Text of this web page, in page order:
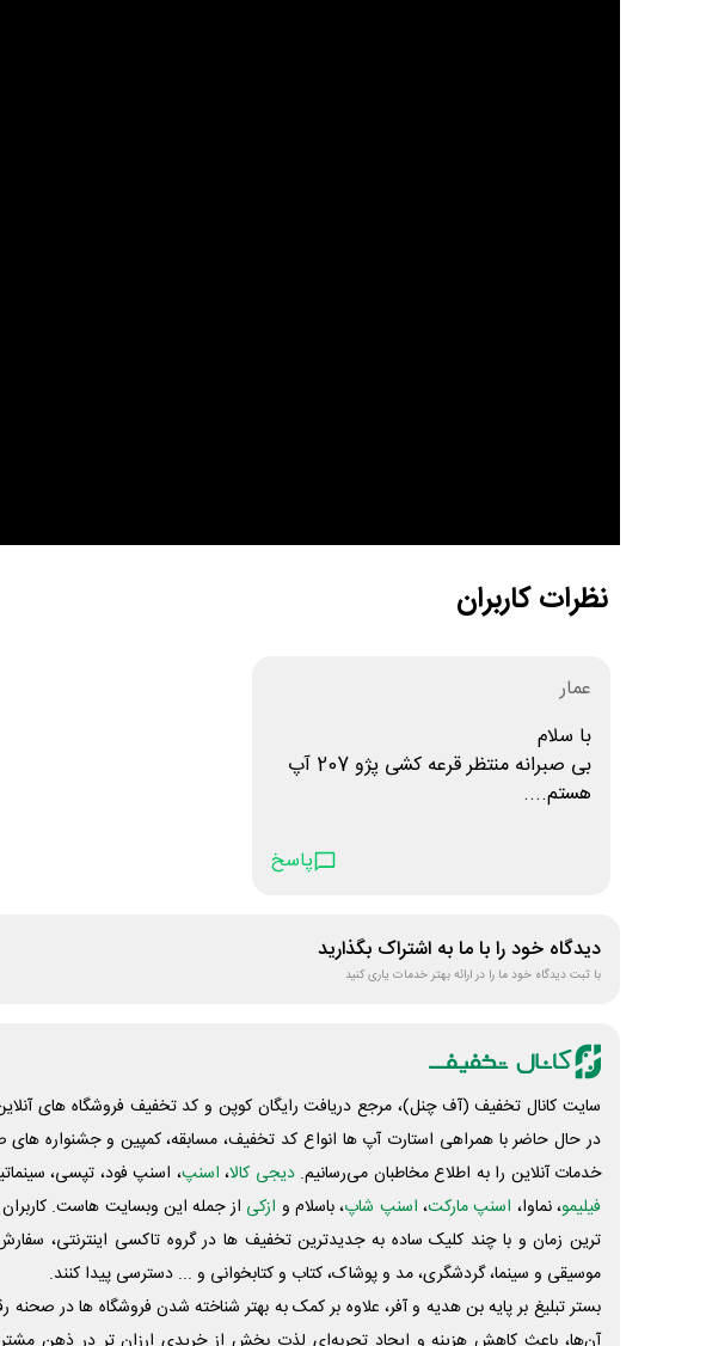
نظرات کاربران
عمار
با سلام
بی صبرانه منتظر قرعه کشی پژو 207 آپ
هستم....
پاسخ
دیدگاه خود را با ما به اشتراک بگذارید
با ثبت دیدگاه خود ما را در ارائه بهتر خدمات یاری کنید
سایت کانال تخفیف (آف چنل)، مرجع دریافت رایگان کوپن و کد تخفیف فروشگاه های
در حال حاضر با همراهی استارت آپ ها انواع کد تخفیف، مسابقه، کمپین و جشنواره های
خدمات آنلاین را به اطلاع مخاطبان می‌رسانیم. دیجی کالا، اسنپ، اسنپ فود، تپسی،
فیلیمو، نماوا، اسنپ مارکت، اسنپ شاپ، باسلام و ازکی از جمله این وبسایت ‌هاست. کاربران
ترین زمان و با چند کلیک ساده به جدیدترین تخفیف ها در گروه تاکسی اینترنتی، سفارش
موسیقی و سینما، گردشگری، مد و پوشاک، کتاب و کتابخوانی و ... دسترسی پیدا کنند.
بستر تبلیغ بر پایه بن هدیه و آفر، علاوه بر کمک به بهتر شناخته شدن فروشگاه ها در صحنه